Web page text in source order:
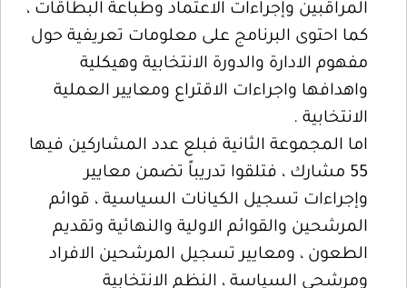
المراقبين وإجراءات الاعتماد وطباعة البطاقات ،
كما احتوى البرنامج على معلومات تعريفية حول
مفهوم الادارة والدورة الانتخابية وهيكلية
واهدافها واجراءات الاقتراع ومعايير العملية
الانتخابية .
اما المجموعة الثانية فبلع عدد المشاركين فيها
55 مشارك ، فتلقوا تدريباً تضمن معايير
وإجراءات تسجيل الكيانات السياسية ، قوائم
المرشحين والقوائم الاولية والنهائية وتقديم
الطعون ، ومعايير تسجيل المرشحين الافراد
ومرشحي السياسة ، النظم الانتخابية